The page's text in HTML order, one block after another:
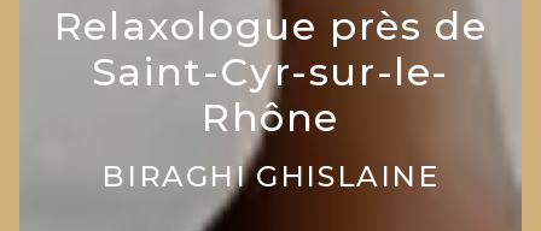
Relaxologue près de
Saint-Cyr-sur-le-
Rhône
BIRAGHI GHISLAINE